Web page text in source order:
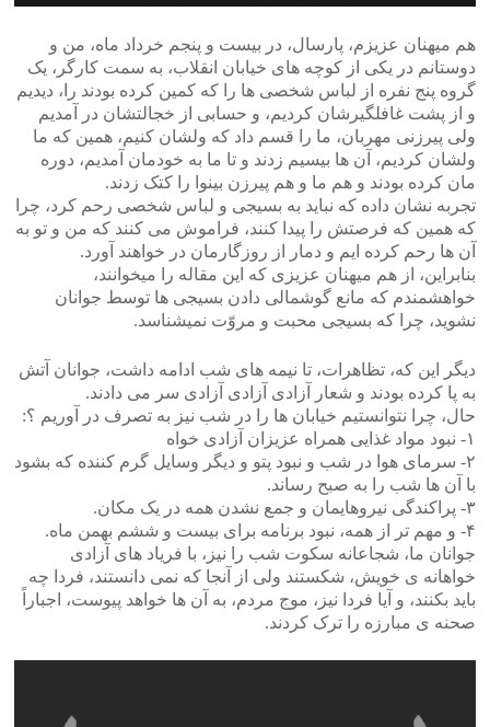
هم میهنان عزیزم، پارسال، در بیست و پنجم خرداد ماه، من و
دوستانم در یکی از کوچه های خیابان انقلاب، به سمت کارگر، یک
گروه پنج نفره از لباس شخصی ها را که کمین کرده بودند را، دیدیم
و از پشت غافلگیرشان کردیم، و حسابی از خجالتشان در آمدیم
ولی پیرزنی مهربان، ما را قسم داد که ولشان کنیم، همین که ما
ولشان کردیم، آن ها بیسیم زدند و تا ما به خودمان آمدیم، دوره
مان کرده بودند و هم ما و هم پیرزن بینوا را کتک زدند.
تجربه نشان داده که نباید به بسیجی و لباس شخصی رحم کرد، چرا
که همین که فرصتش را پیدا کنند، فراموش می کنند که من و تو به
آن ها رحم کرده ایم و دمار از روزگارمان در خواهند آورد.
بنابراین، از هم میهنان عزیزی که این مقاله را میخوانند،
خواهشمندم که مانع گوشمالی دادن بسیجی ها توسط جوانان
نشوید، چرا که بسیجی محبت و مروّت نمیشناسد.
دیگر این که، تظاهرات، تا نیمه های شب ادامه داشت، جوانان آتش
به پا کرده بودند و شعار آزادی آزادی آزادی سر می دادند.
حال، چرا نتوانستیم خیابان ها را در شب نیز به تصرف در آوریم ؟:
۱- نبود مواد غذایی همراه عزیزان آزادی خواه
۲- سرمای هوا در شب و نبود پتو و دیگر وسایل گرم کننده که بشود
با آن ها شب را به صبح رساند.
۳- پراکندگی نیروهایمان و جمع نشدن همه در یک مکان.
۴- و مهم تر از همه، نبود برنامه برای بیست و ششم بهمن ماه.
جوانان ما، شجاعانه سکوت شب را نیز، با فریاد های آزادی
خواهانه ی خویش، شکستند ولی از آنجا که نمی دانستند، فردا چه
باید بکنند، و آیا فردا نیز، موج مردم، به آن ها خواهد پیوست، اجباراً
صحنه ی مبارزه را ترک کردند.